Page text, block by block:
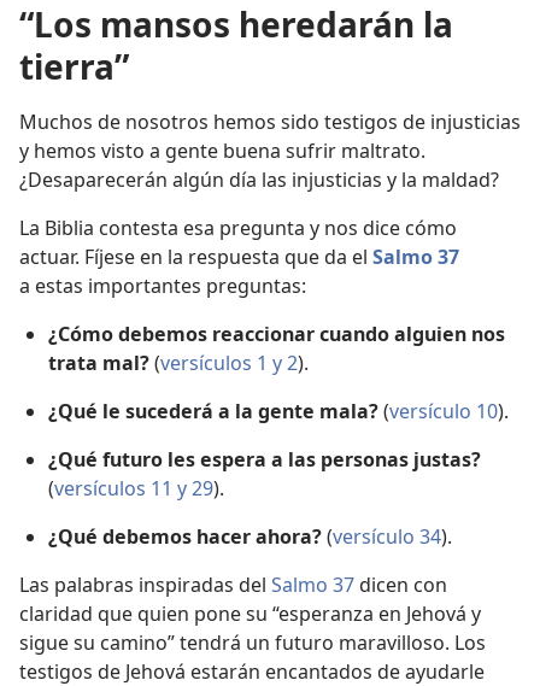
“Los mansos heredarán la
tierra”
Muchos de nosotros hemos sido testigos de injusticias
y hemos visto a gente buena sufrir maltrato.
¿Desaparecerán algún día las injusticias y la maldad?
La Biblia contesta esa pregunta y nos dice cómo
actuar. Fíjese en la respuesta que da el Salmo 37
a estas importantes preguntas:
¿Cómo debemos reaccionar cuando alguien nos
trata mal?(versículos 1 y 2).
¿Qué le sucederá a la gente mala?(versículo 10).
¿Qué futuro les espera a las personas justas?
(versículos 11 y29).
¿Qué debemos hacer ahora?(versículo 34).
Las palabras inspiradas del Salmo 37dicen con
claridad que quien pone su “esperanza en Jehová y
sigue su camino” tendrá un futuro maravilloso. Los
testigos de Jehová estarán encantados de ayudarle